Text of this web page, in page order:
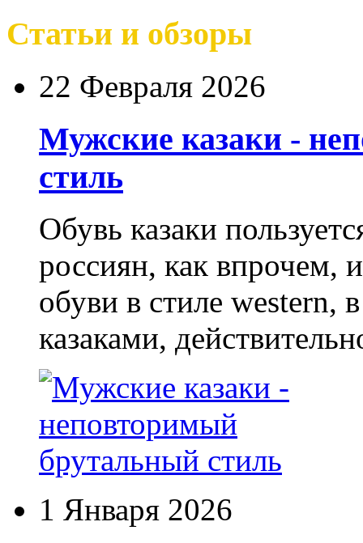
Статьи и обзоры
22 Февраля 2026
Мужские казаки -
стиль
Обувь казаки
россиян, как впрочем,
обуви в стиле western,
казаками,
1 Января 2026